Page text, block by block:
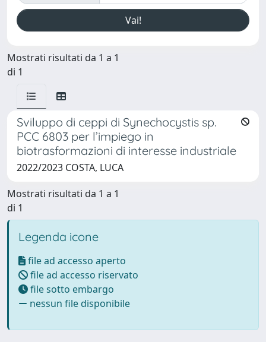
Mostrati risultati da 1 a 1
di 1
Sviluppo di ceppi di Synechocystis sp.
PCC 6803 per l’impiego in
biotrasformazioni di interesse industriale
2022/2023 COSTA, LUCA
Mostrati risultati da 1 a 1
di 1
Legenda icone
file ad accesso aperto
file ad accesso riservato
file sotto embargo
nessun file disponibile